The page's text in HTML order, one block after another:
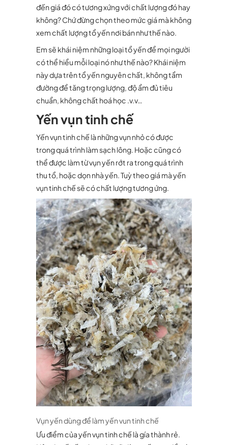
đến giá đó có tương xứng với chất lượng đó hay
không? Chứ đừng chọn theo mức giá mà không
xem chất lượng tổ yến nơi bán như thế nào.
Em sẽ khái niệm những loại tổ yến để mọi người
có thể hiểu mỗi loại nó như thế nào? Khái niệm
này dựa trên tổ yến nguyên chất, không tẩm
đường để tăng trọng lượng, độ ẩm đủ tiêu
chuẩn, không chất hoá học .v.v…
Yến vụn tinh chế
Yến vụn tinh chế là những vụn nhỏ có được
trong quá trình làm sạch lông. Hoặc cũng có
thể được làm từ vụn yến rớt ra trong quá trình
thu tổ, hoặc dọn nhà yến. Tuỳ theo giá mà yến
vụn tinh chế sẽ có chất lượng tương ứng.
Vụn yến dùng để làm yến vun tinh chế
Ưu điểm của yến vụn tinh chế là gía thành rẻ.